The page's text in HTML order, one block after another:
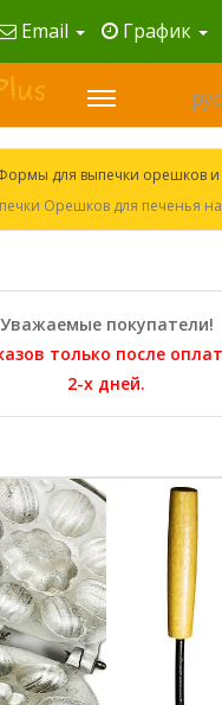
Email График
рус
для выпечки орешков и
Орешков для печенья на
Уважаемые покупатели!
только после
2-х дней.